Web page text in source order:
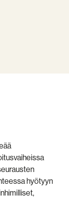
hyötyyn